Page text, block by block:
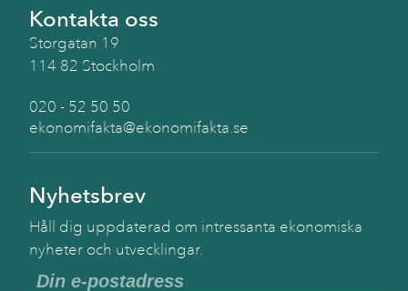
Kontakta oss
Storgatan 19
114 82 Stockholm
020 - 52 50 50
ekonomifakta@ekonomifakta.se
Nyhetsbrev
Håll dig uppdaterad om intressanta ekonomiska
nyheter och utvecklingar.